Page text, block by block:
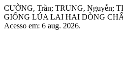
CƯỜNG, Trần; TRUNG, Nguyễn;
GIỐNG LÚA LAI HAI DÒNG
Acesso em: 6 aug. 2026.